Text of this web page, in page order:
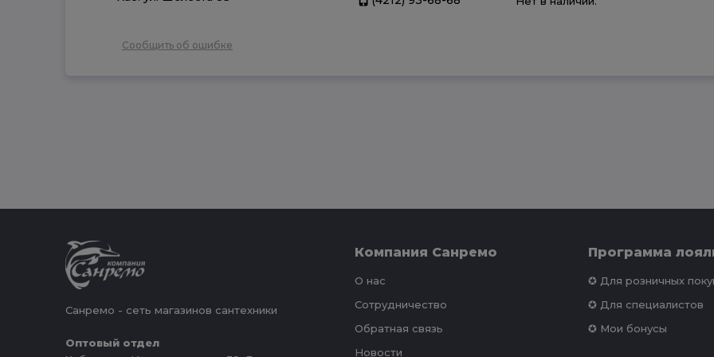
Сообщить об ошибке
Санремо - сеть магазинов сантехники
Оптовый отдел
Компания Санремо
О нас
Сотрудничество
Обратная связь
Новости
Программа
✪ Для розничных
✪ Для специалистов
✪ Мои бонусы